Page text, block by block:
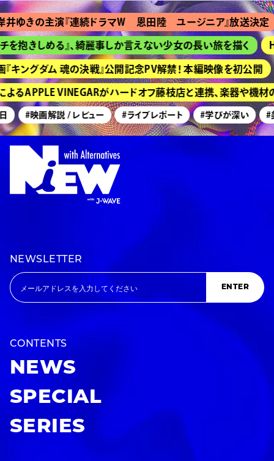
ゆきの主演『連続ドラマＷ 恩田陸 ユージニア』放送決定
抱きしめる』、綺麗事しか言えない少女の長い旅を描く
ングダム 魂の決戦』公開記念PV解禁！ 本編映像を初公開
るAPPLE VINEGARがハードオフ藤枝店と連携、楽器や機材
#映画解説 / レビュー #ライブレポート #学びが深い #美
NEWSLETTER
ENTER
CONTENTS
NEWS
SPECIAL
SERIES